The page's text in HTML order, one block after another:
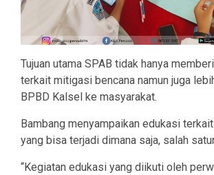
Tujuan utama SPAB tidak hanya
terkait mitigasi bencana namun juga
BPBD Kalsel ke masyarakat.
Bambang menyampaikan edukasi
yang bisa terjadi dimana saja, salah
“Kegiatan edukasi yang diikuti oleh